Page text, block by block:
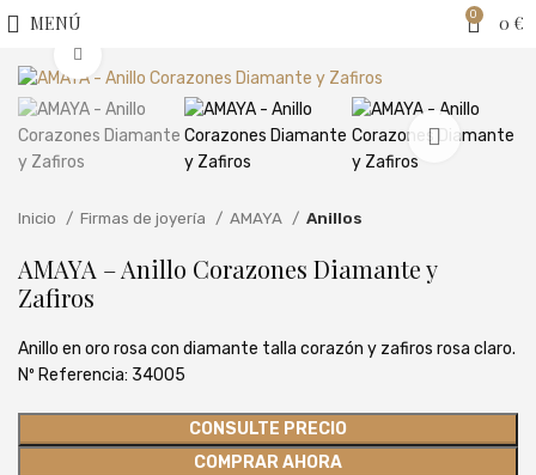
MENÚ 0 0 €
Inicio Firmas de joyería AMAYA Anillos
AMAYA – Anillo Corazones Diamante y
Zafiros
Anillo en oro rosa con diamante talla corazón y zafiros rosa claro.
Nº Referencia: 34005
CONSULTE PRECIO
COMPRAR AHORA